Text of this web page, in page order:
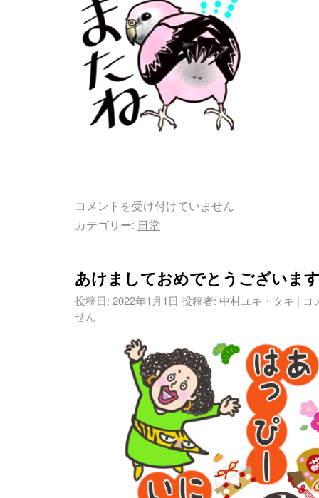
コメントを受け付けていません
カテゴリー: 日常
あけましておめでとうございま
投稿日: 2022年1月1日 投稿者: 中村ユキ・タキ | コ
せん